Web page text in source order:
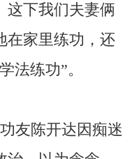
这下我们夫妻俩
在家里练功，还
法练功”。
友陈开达因痴迷